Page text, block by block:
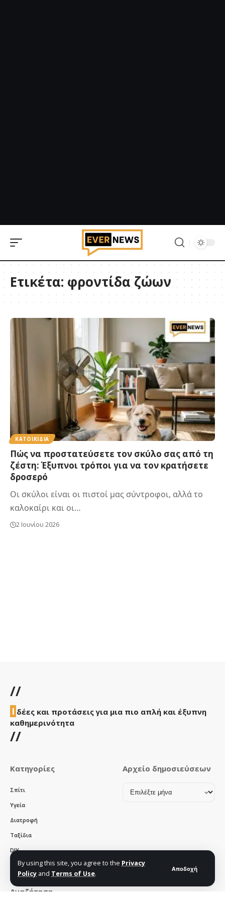
By using this site, you agree to the Privacy
Policy and Terms of Use.
Αποδοχή
Ετικέτα:φροντίδα ζώων
ΚΑΤΟΙΚΊΔΙΑ
Πώς να προστατεύσετε τον σκύλο σας από τη
ζέστη: Έξυπνοι τρόποι για να τον κρατήσετε
δροσερό
Οι σκύλοι είναι οι πιστοί μας σύντροφοι, αλλά το
καλοκαίρι και οι…
2 Ιουνίου 2026
//
Ι δέες και προτάσεις για μια πιο απλή και έξυπνη
καθημερινότητα
//
Κατηγορίες
Σπίτι
Υγεία
Διατροφή
Ταξίδια
DIY
Χρηστικά
Αρχείο δημοσιεύσεων
Αρχείο
Αναζήτηση